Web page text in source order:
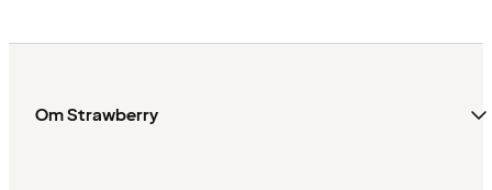
Om Strawberry